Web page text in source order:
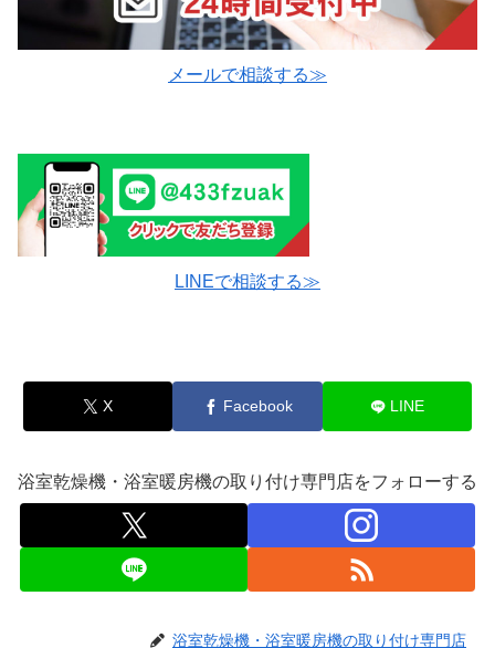
メールで相談する≫
LINEで相談する≫
X Facebook LINE
浴室乾燥機・浴室暖房機の取り付け専門店をフォローする
浴室乾燥機・浴室暖房機の取り付け専門店